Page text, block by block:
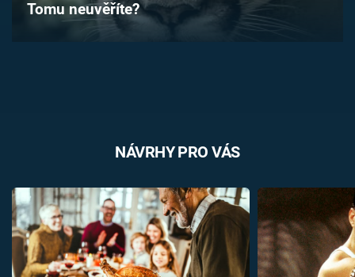
Přihlášení
Tomu neuvěříte?
NÁVRHY PRO VÁS